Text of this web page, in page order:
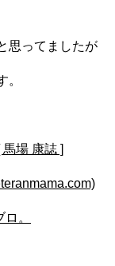
思ってましたが
。
場 康誌 ]
。